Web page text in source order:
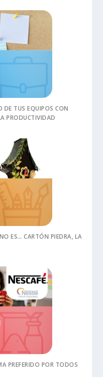
TUS EQUIPOS CON
PRODUCTIVIDAD
ES… CARTÓN PIEDRA, LA
PREFERIDO POR TODOS